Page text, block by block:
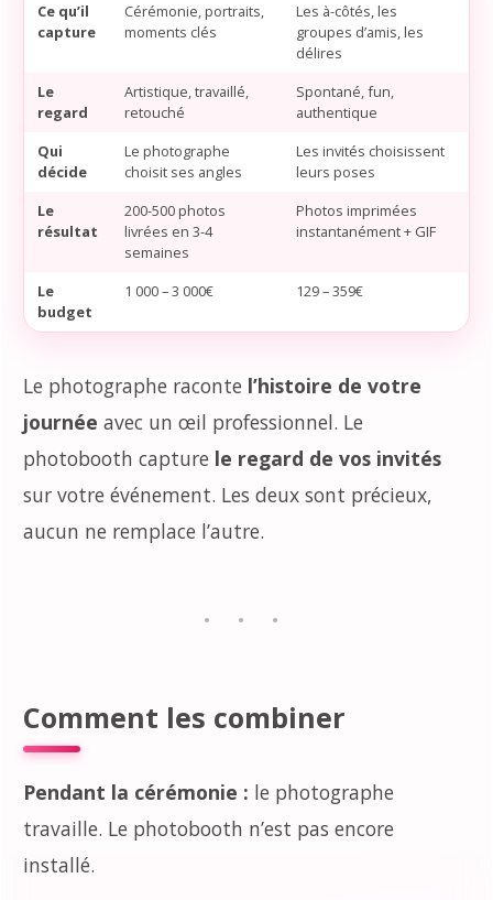
Ce qu’il
capture
Cérémonie, portraits,
moments clés
Les à-côtés, les
groupes d’amis, les
délires
Le
regard
Artistique, travaillé,
retouché
Spontané, fun,
authentique
Qui
décide
Le photographe
choisit ses angles
Les invités choisissent
leurs poses
Le
résultat
200-500 photos
livrées en 3-4
semaines
Photos imprimées
instantanément + GIF
Le
budget
1 000 – 3 000€ 129 – 359€
Le photographe raconte l’histoire de votre
journée avec un œil professionnel. Le
photobooth capture le regard de vos invités
sur votre événement. Les deux sont précieux,
aucun ne remplace l’autre.
Comment les combiner
Pendant la cérémonie : le photographe
travaille. Le photobooth n’est pas encore
installé.